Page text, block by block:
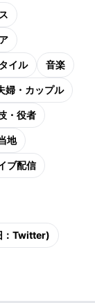
イル 音楽
婦・カップル
・役者
地
ブ配信
：Twitter)